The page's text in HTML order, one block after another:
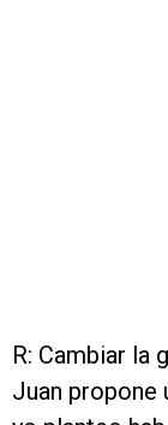
R: Cambiar la
Juan propone